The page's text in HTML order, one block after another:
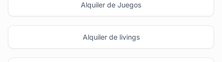
Alquiler de Juegos
Alquiler de livings